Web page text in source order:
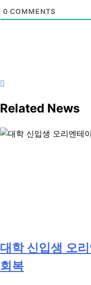
0 COMMENTS
Related News
대학 신입생 오
회복